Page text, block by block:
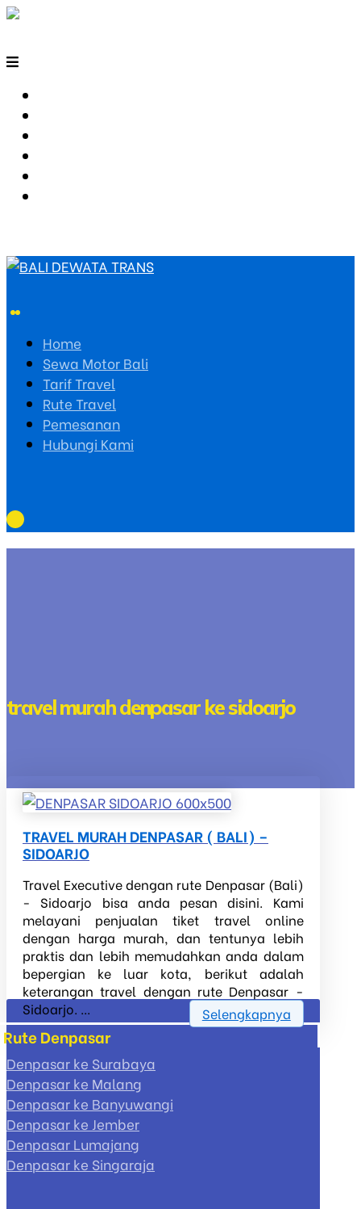
Home
Sewa Motor Bali
Tarif Travel
Rute Travel
Pemesanan
Hubungi Kami
travel murah denpasar ke sidoarjo
TRAVEL MURAH DENPASAR ( BALI) –
SIDOARJO
Travel Executive dengan rute Denpasar (Bali)
- Sidoarjo bisa anda pesan disini. Kami
melayani penjualan tiket travel online
dengan harga murah, dan tentunya lebih
praktis dan lebih memudahkan anda dalam
bepergian ke luar kota, berikut adalah
keterangan travel dengan rute Denpasar -
Sidoarjo. ...
Selengkapnya
Rute Denpasar
Denpasar ke Surabaya
Denpasar ke Malang
Denpasar ke Banyuwangi
Denpasar ke Jember
Denpasar Lumajang
Denpasar ke Singaraja